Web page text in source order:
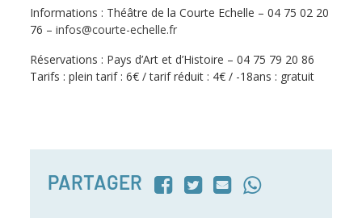
Informations : Théâtre de la Courte Echelle – 04 75 02 20
76 –infos@courte-echelle.fr
Réservations : Pays d’Art et d’Histoire – 04 75 79 20 86
Tarifs : plein tarif : 6€ / tarif réduit : 4€ / -18ans : gratuit
PARTAGER